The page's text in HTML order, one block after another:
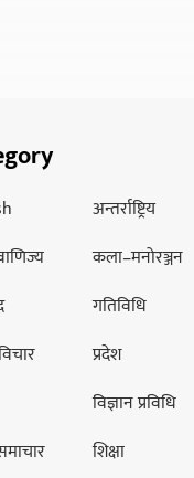
अन्तर्राष्ट्रिय
कला–मनोरञ्जन
गतिविधि
प्रदेश
विज्ञान प्रविधि
शिक्षा